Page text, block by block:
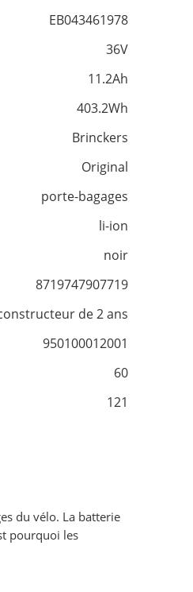
EB043461978
36V
11.2Ah
403.2Wh
Brinckers
Original
porte-bagages
li-ion
noir
8719747907719
de 2 ans
950100012001
60
121
du vélo. La batterie
pourquoi les